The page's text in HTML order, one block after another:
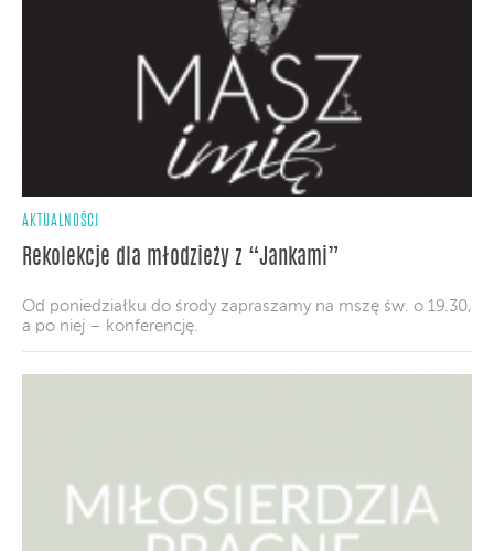
AKTUALNOŚCI
Rekolekcje dla młodzieży z “Jankami”
Od poniedziałku do środy zapraszamy na mszę św. o 19.30,
a po niej – konferencję.